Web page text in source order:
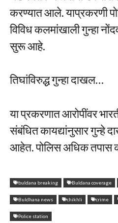
करण्यात आले. याप्रकरणी
विविध कलमांखाली गुन्हा
सुरू आहे.
तिघांविरुद्ध गुन्हा दाखल…
या प्रकरणात आरोपींवर
संबंधित कायद्यांनुसार गुन्हे
आहेत. पोलिस अधिक
buldana breaking Buldana coverage
Buldhana news chikhli crime
Police station